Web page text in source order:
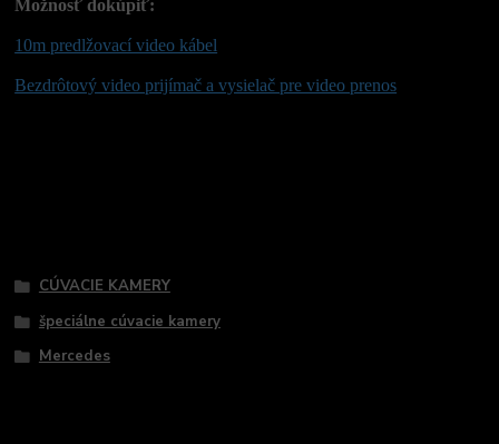
Možnosť dokúpiť:
10m predlžovací video kábel
Bezdrôtový video prijímač a vysielač pre video prenos
CÚVACIE KAMERY
špeciálne cúvacie kamery
Mercedes